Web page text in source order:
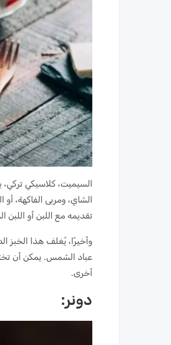
السيميت، كلاسيكي
الشاي، ومربى الفاكهة،
تقديمه مع اللبن أو
وأخيرًا، يُغلف هذا الخبز
عباد الشمس. يمكن أن
أخرى.
دونر: